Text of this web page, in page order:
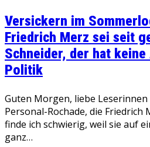
Versickern im
Friedrich Merz sei seit
Schneider, der hat keine
Politik
Guten Morgen, liebe Leserinnen
Personal-Rochade, die
finde ich schwierig, weil sie auf
ganz…